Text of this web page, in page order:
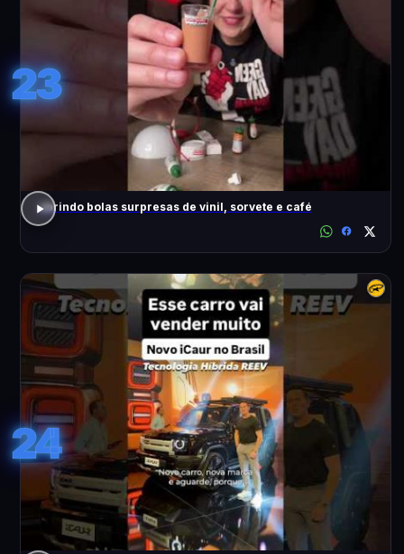
23
abrindo bolas surpresas de vinil, sorvete e café
24